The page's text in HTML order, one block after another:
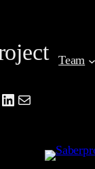
springen
Mail
Team